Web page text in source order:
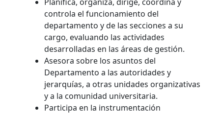
controla el funcionamiento del
departamento y de las secciones a su
cargo, evaluando las actividades
desarrolladas en las áreas de gestión.
Asesora sobre los asuntos del
Departamento a las autoridades y
jerarquías, a otras unidades organizativas
y a la comunidad universitaria.
Participa en la instrumentación